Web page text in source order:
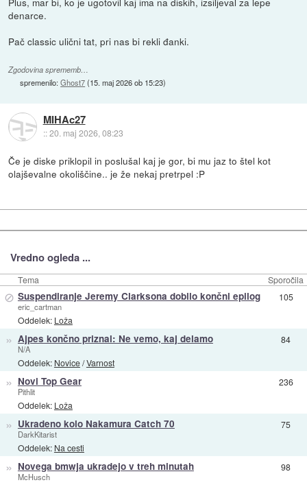
denarce.
Pač classic ulični tat, pri nas bi rekli đanki.
Zgodovina sprememb…
spremenilo:Ghost7(15. maj 2026 ob 15:23)
MIHAc27
::20. maj 2026, 08:23
Če je diske priklopil in poslušal kaj je gor, bi mu jaz to štel kot
olajševalne okoliščine.. je že nekaj pretrpel :P
Vredno ogleda ...
Tema Sporočila
⊘ Suspendiranje Jeremy Clarksona dobilo končni epilog
eric_cartman
Oddelek: Loža
105
» Ajpes končno priznal: Ne vemo, kaj delamo
N/A
Oddelek: Novice/Varnost
84
» Novi Top Gear
Pithlit
Oddelek: Loža
236
» Ukradeno kolo Nakamura Catch 70
DarkKitarist
Oddelek: Na cesti
75
» Novega bmwja ukradejo v treh minutah
McHusch
98